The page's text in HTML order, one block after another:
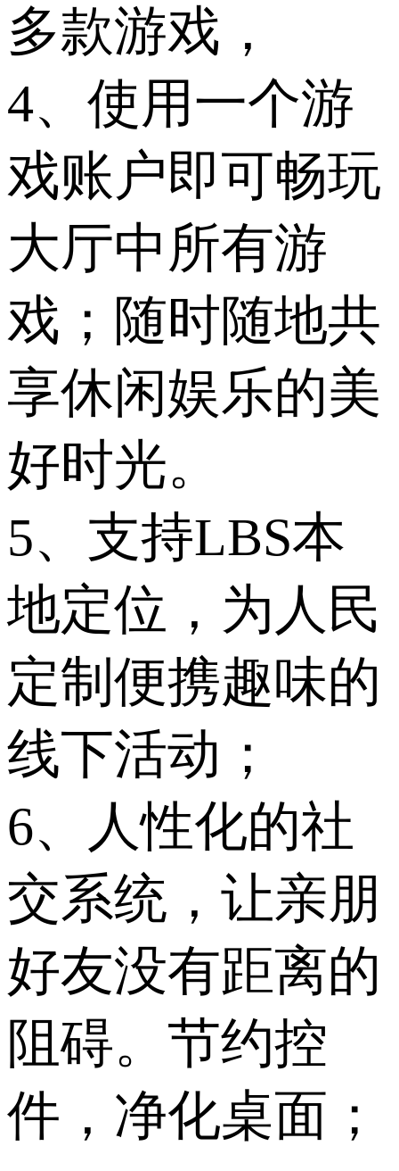
多款游戏，
4、使用一个游
戏账户即可畅玩
大厅中所有游
戏；随时随地共
享休闲娱乐的美
好时光。
5、支持LBS本
地定位，为人民
定制便携趣味的
线下活动；
6、人性化的社
交系统，让亲朋
好友没有距离的
阻碍。节约控
件，净化桌面；